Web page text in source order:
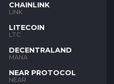
CHAINLINK
LINK
LITECOIN
LTC
DECENTRALAND
MANA
NEAR PROTOCOL
NEAR